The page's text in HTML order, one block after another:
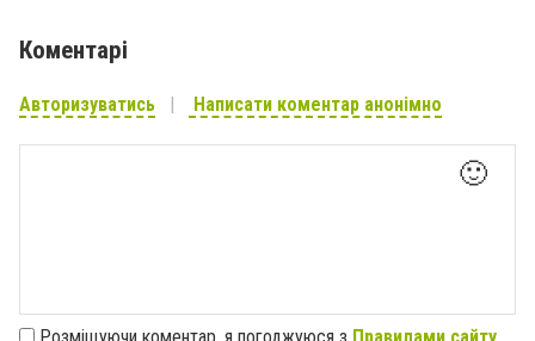
Коментарі
Авторизуватись Написати коментар анонімно
🙂